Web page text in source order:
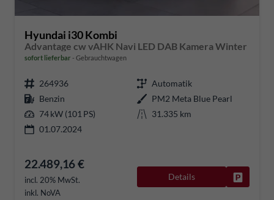
Hyundai i30 Kombi
Advantage cw vAHK Navi LED DAB Kamera Winter
sofort lieferbar Gebrauchtwagen
264936
Automatik
Benzin
PM2 Meta Blue Pearl
74 kW (101 PS)
31.335 km
01.07.2024
22.489,16 €
incl. 20% MwSt.
inkl. NoVA
Details